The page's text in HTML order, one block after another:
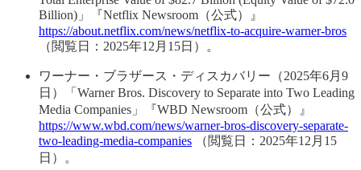
Billion)」『Netflix Newsroom（公式）』
https://about.netflix.com/news/netflix-to-acquire-warner-bros
（閲覧日：2025年12月15日）。
ワーナー・ブラザース・ディスカバリー（2025年6月9
日）「Warner Bros. Discovery to Separate into Two Leading
Media Companies」『WBD Newsroom（公式）』
https://www.wbd.com/news/warner-bros-discovery-separate-
two-leading-media-companies （閲覧日：2025年12月15
日）。